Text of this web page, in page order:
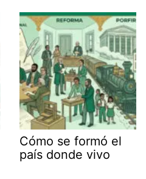
Cómo se formó el
país donde vivo